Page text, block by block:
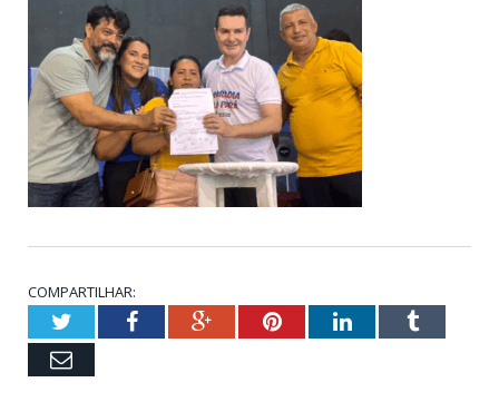
COMPARTILHAR:
TwitterFacebookGoogle+PinterestLinkedInTumblr
Email